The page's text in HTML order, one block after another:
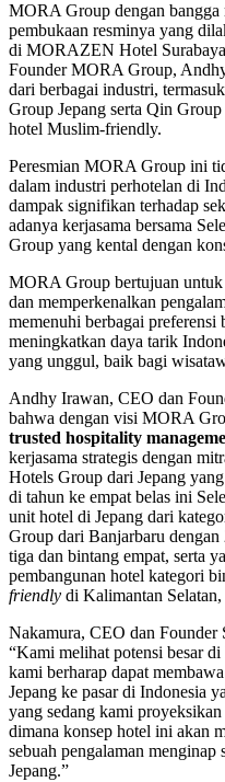
MORA Group dengan bangga
pembukaan resminya yang
di MORAZEN Hotel
Founder MORA Group,
dari berbagai industri,
Group Jepang serta Qin
hotel Muslim-friendly.
Peresmian MORA Group ini
dalam industri perhotelan di
dampak signifikan terhadap
adanya kerjasama bersama
Group yang kental dengan
MORA Group bertujuan untuk
dan memperkenalkan
memenuhi berbagai
meningkatkan daya tarik
yang unggul, baik bagi
Andhy Irawan, CEO dan
bahwa dengan visi MORA
trusted hospitality
kerjasama strategis dengan
Hotels Group dari Jepang
di tahun ke empat belas ini
unit hotel di Jepang dari
Group dari Banjarbaru
tiga dan bintang empat, serta
pembangunan hotel kategori
friendly di Kalimantan
Nakamura, CEO dan Founder
“Kami melihat potensi besar
kami berharap dapat
Jepang ke pasar di Indonesia
yang sedang kami
dimana konsep hotel ini akan
sebuah pengalaman menginap
Jepang.”